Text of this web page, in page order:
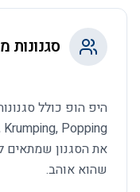
סגנונות
את הסגנון שמתאים
שהוא אוהב.